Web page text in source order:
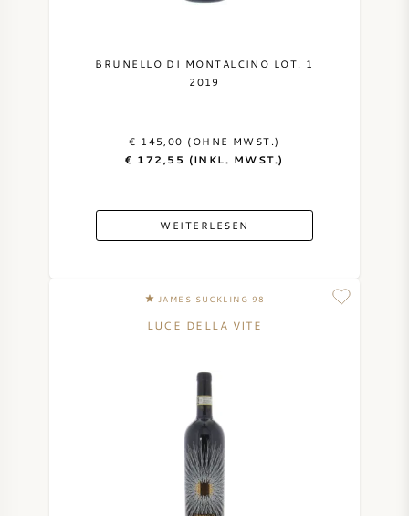
BRUNELLO DI MONTALCINO LOT. 1
2019
€ 145,00 (OHNE MWST.)
€ 172,55 (INKL. MWST.)
WEITERLESEN
JAMES SUCKLING 98
LUCE DELLA VITE